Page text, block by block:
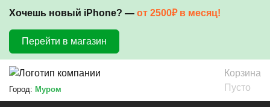
Хочешь новый iPhone? — от 2500₽ в месяц!
Перейти в магазин
Город: Муром
Корзина
Пусто